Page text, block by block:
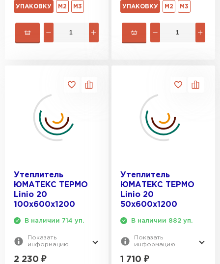
УПАКОВКУ М2 М3 УПАКОВКУ М2 М3
Утеплитель
ЮМАТЕКС ТЕРМО
Linio 20
100х600х1200
В наличии 714 уп.
Показать
информацию
2 230 ₽
Утеплитель
ЮМАТЕКС ТЕРМО
Linio 20
50х600х1200
В наличии 882 уп.
Показать
информацию
1 710 ₽